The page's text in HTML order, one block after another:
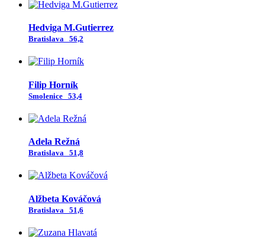
Hedviga M.Gutierrez
Bratislava 56,2
Filip Horník
Smolenice 53,4
Adela Režná
Bratislava 51,8
Alžbeta Kováčová
Bratislava 51,6